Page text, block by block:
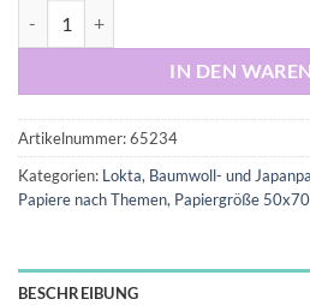
IN DEN
Artikelnummer:65234
Kategorien: Lokta, Baumwoll- und
Papiere nach Themen, Papiergröße
BESCHREIBUNG